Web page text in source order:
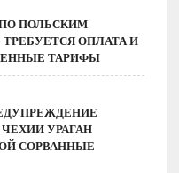
ПОЛЬСКИМ
ОПЛАТА И
ТАРИФЫ
УРАГАН
СОРВАННЫЕ